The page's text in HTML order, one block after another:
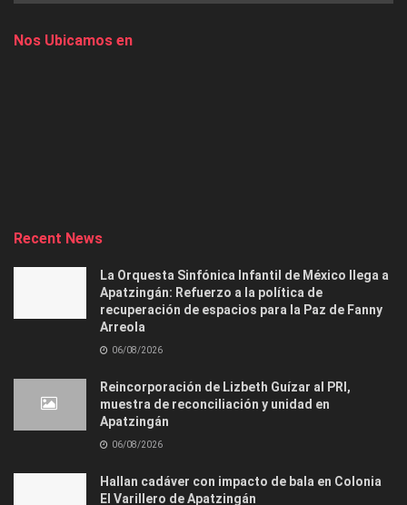
Nos Ubicamos en
Recent News
La Orquesta Sinfónica Infantil de México llega a
Apatzingán: Refuerzo a la política de
recuperación de espacios para la Paz de Fanny
Arreola
06/08/2026
Reincorporación de Lizbeth Guízar al PRI,
muestra de reconciliación y unidad en
Apatzingán
06/08/2026
Hallan cadáver con impacto de bala en Colonia
El Varillero de Apatzingán